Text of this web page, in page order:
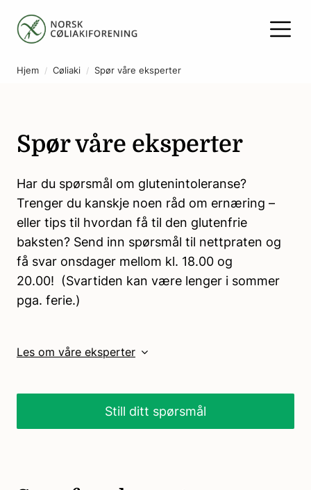
Hjem Cøliaki Spør våre eksperter
Spør våre eksperter
Har du spørsmål om glutenintoleranse?
Trenger du kanskje noen råd om ernæring –
eller tips til hvordan få til den glutenfrie
baksten? Send inn spørsmål til nettpraten og
få svar onsdager mellom kl. 18.00 og
20.00! (Svartiden kan være lenger i sommer
pga. ferie.)
Les om våre eksperter
Still ditt spørsmål